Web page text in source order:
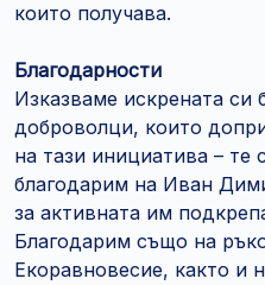
които получава.
Благодарности
Изказваме искрената си
доброволци, които
на тази инициатива – те
благодарим на Иван
за активната им
Благодарим също на
Екоравновесие, както и